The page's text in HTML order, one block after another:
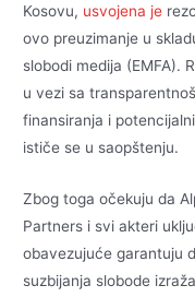
Kosovu, usvojena je
ovo preuzimanje u
slobodi medija (EMFA).
u vezi sa
finansiranja i
ističe se u saopštenju.
Zbog toga očekuju da
Partners i svi akteri
obavezujuće garantuju
suzbijanja slobode